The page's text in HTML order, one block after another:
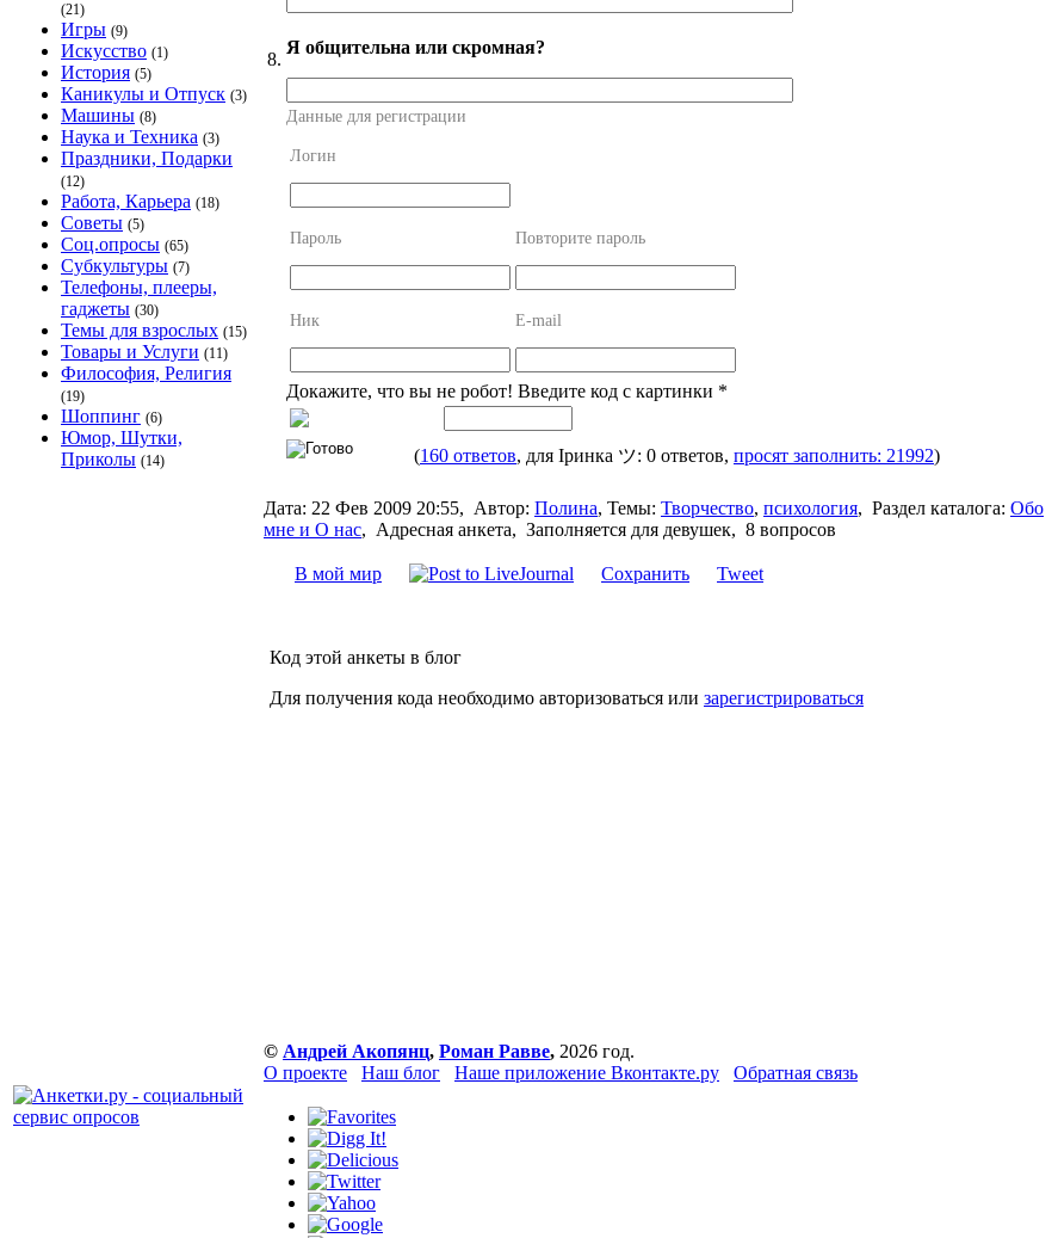
(21)
Игры (9)
Искусство (1)
История (5)
Каникулы и Отпуск (3)
Машины (8)
Наука и Техника (3)
Праздники, Подарки
(12)
Работа, Карьера (18)
Советы (5)
Соц.опросы (65)
Субкультуры (7)
Телефоны, плееры,
гаджеты (30)
Темы для взрослых (15)
Товары и Услуги (11)
Философия, Религия
(19)
Шоппинг (6)
Юмор, Шутки,
Приколы (14)
8.
Я общительна или скромная?
Данные для регистрации
Логин
Пароль Повторите пароль
Ник E-mail
Докажите, что вы не робот! Введите код с картинки *
(160 ответов, для Іринка ツ: 0 ответов, просят заполнить: 21992)
Дата: 22 Фев 2009 20:55, Автор: Полина, Темы: Творчество, психология, Раздел каталога: Обо
мне и О нас, Адресная анкета, Заполняется для девушек, 8 вопросов
В мой мир Сохранить Tweet
Код этой анкеты в блог
Для получения кода необходимо авторизоваться или зарегистрироваться
© Андрей Акопянц, Роман Равве, 2026 год.
О проекте
Наш блог Наше приложение Вконтакте.ру Обратная связь